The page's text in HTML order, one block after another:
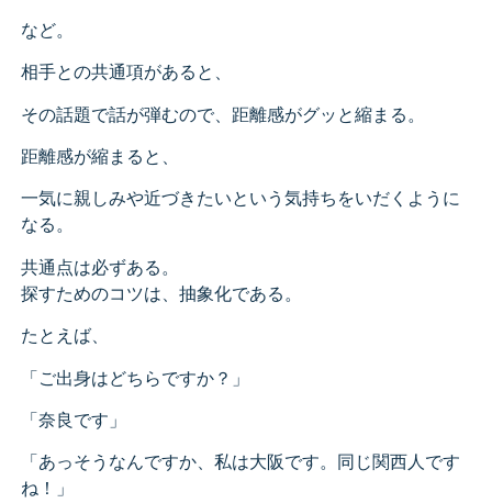
など。
相手との共通項があると、
その話題で話が弾むので、距離感がグッと縮まる。
距離感が縮まると、
一気に親しみや近づきたいという気持ちをいだくように
なる。
共通点は必ずある。
探すためのコツは、抽象化である。
たとえば、
「ご出身はどちらですか？」
「奈良です」
「あっそうなんですか、私は大阪です。同じ関西人です
ね！」